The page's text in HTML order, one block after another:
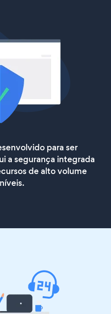
para ser
a segurança integrada
de alto volume